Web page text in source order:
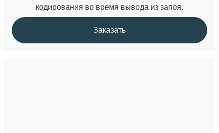
кодирования во время вывода из запоя.
Заказать